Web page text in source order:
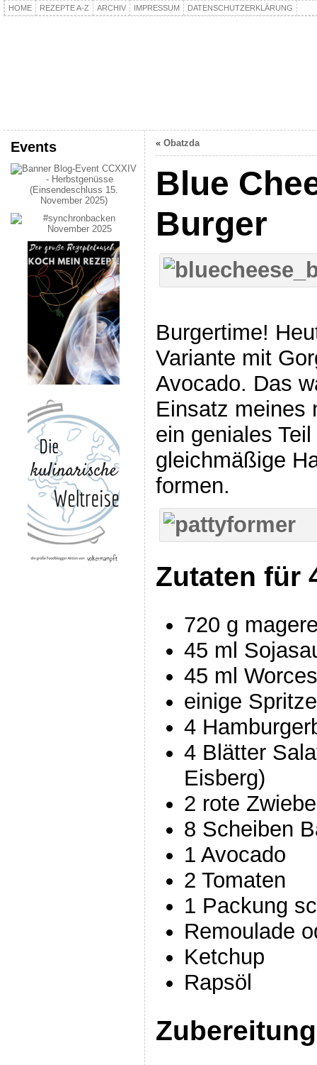
HOME REZEPTE A-Z ARCHIV IMPRESSUM DATENSCHUTZERKLÄRUNG
Events « Obatzda
Blue
Burger
Burgertime!
Variante mit
Avocado. Das
Einsatz meines
ein geniales
gleichmäßige
formen.
Zutaten für
720 g
45 ml
45 ml
einige
4
4 Blätter
Eisberg)
2 rote
8 Scheiben
1 Avocado
2 Tomaten
1 Packung
Remoulade
Ketchup
Rapsöl